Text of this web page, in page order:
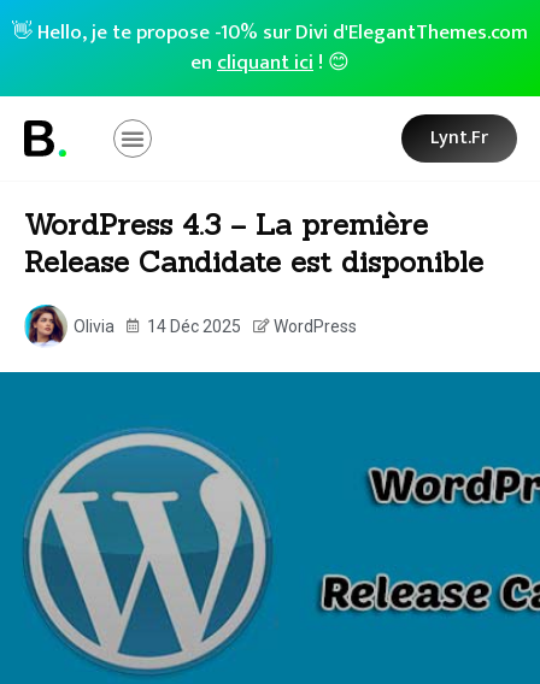
👋 Hello, je te propose -10% sur Divi d'ElegantThemes.com
encliquant ici! 😊
Lynt.fr
WordPress 4.3 – La première
Release Candidate est disponible
Olivia 14 Déc 2025 WordPress